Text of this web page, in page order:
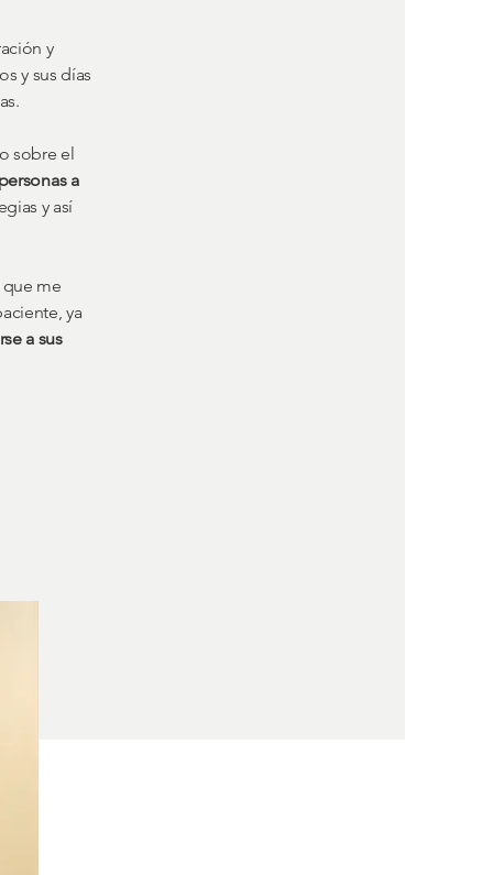
y
y sus días
sobre el
a
y así
que me
ya
a sus